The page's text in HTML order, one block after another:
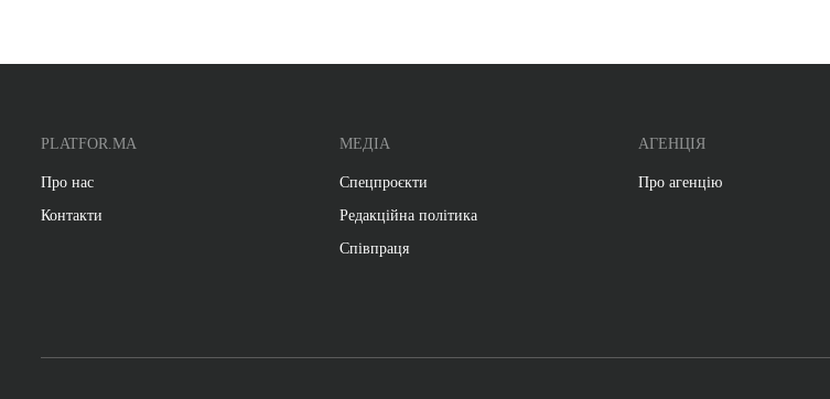
PLATFOR.MA
Про нас
Контакти
МЕДІА
Спецпроєкти
Редакційна політика
Співпраця
АГЕНЦІЯ
Про агенцію